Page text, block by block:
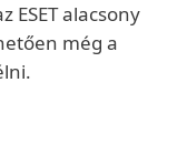
ESET alacsony
még a